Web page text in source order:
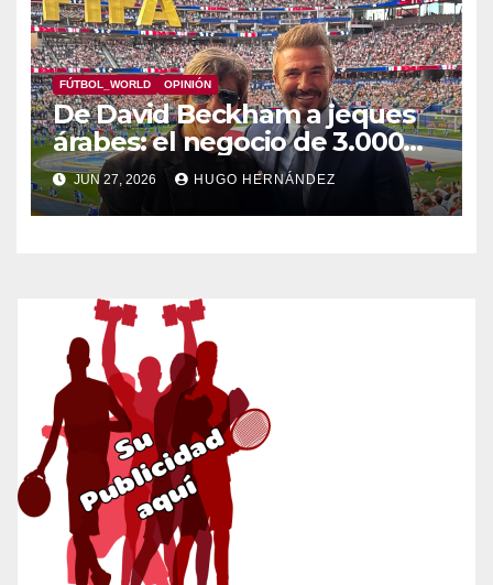
FÚTBOL_WORLD OPINIÓN
De David Beckham a jeques
árabes: el negocio de 3.000
millones tras los palcos VIP
del Mundial
JUN 27, 2026 HUGO HERNÁNDEZ